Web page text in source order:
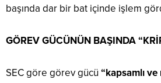
başında dar bir bat içinde işlem
GÖREV GÜCÜNÜN BAŞINDA
SEC göre görev gücü “kapsamlı ve